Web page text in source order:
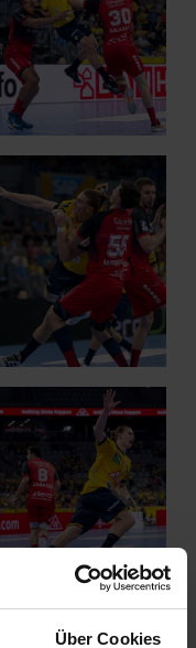
Über Cookies